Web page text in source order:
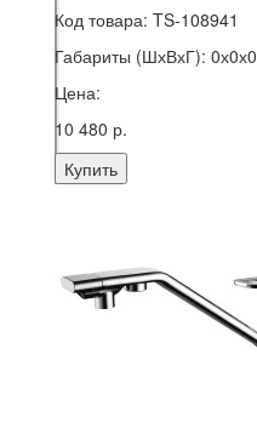
Код товара: TS-108941
Габариты (ШхВхГ): 0х0х0
Цена:
10 480 р.
Купить